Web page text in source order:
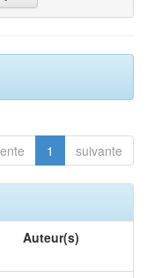
1 suivante
Auteur(s)